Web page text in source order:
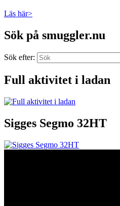
Läs här>
Sök på smuggler.nu
Sök efter:
Full aktivitet i ladan
Sigges Segmo 32HT